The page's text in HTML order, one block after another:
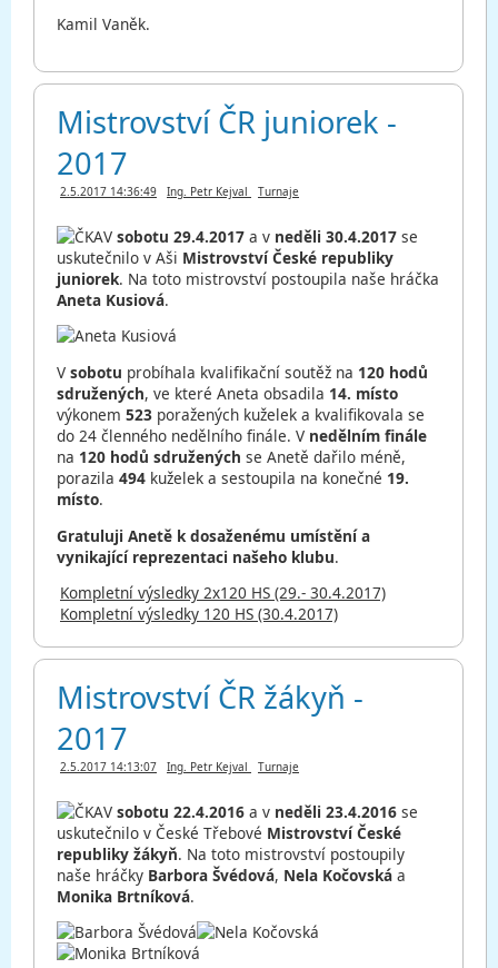
Kamil Vaněk.
Mistrovství ČR juniorek -
2017
2.5.2017 14:36:49 Ing. Petr Kejval Turnaje
V sobotu 29.4.2017 a v neděli 30.4.2017 se
uskutečnilo v Aši Mistrovství České republiky
juniorek. Na toto mistrovství postoupila naše hráčka
Aneta Kusiová.
V sobotu probíhala kvalifikační soutěž na 120 hodů
sdružených, ve které Aneta obsadila 14. místo
výkonem 523 poražených kuželek a kvalifikovala se
do 24 členného nedělního finále. V nedělním finále
na 120 hodů sdružených se Anetě dařilo méně,
porazila 494 kuželek a sestoupila na konečné 19.
místo.
Gratuluji Anetě k dosaženému umístění a
vynikající reprezentaci našeho klubu.
Kompletní výsledky 2x120 HS (29.- 30.4.2017)
Kompletní výsledky 120 HS (30.4.2017)
Mistrovství ČR žákyň -
2017
2.5.2017 14:13:07 Ing. Petr Kejval Turnaje
V sobotu 22.4.2016 a v neděli 23.4.2016 se
uskutečnilo v České Třebové Mistrovství České
republiky žákyň. Na toto mistrovství postoupily
naše hráčky Barbora Švédová, Nela Kočovská a
Monika Brtníková.